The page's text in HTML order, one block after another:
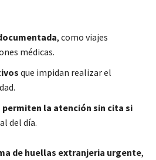
, como viajes
médicas.
que impidan realizar el
la atención sin cita si
del día.
de huellas extranjeria urgente,